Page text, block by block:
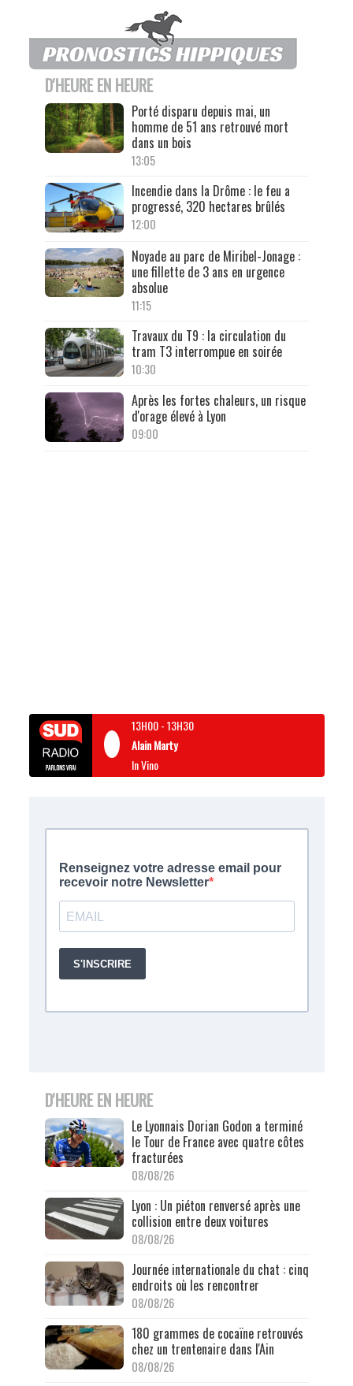
D'HEURE EN HEURE
Porté disparu depuis mai, un
homme de 51 ans retrouvé mort
dans un bois
13:05
Incendie dans la Drôme : le feu a
progressé, 320 hectares brûlés
12:00
Noyade au parc de Miribel-Jonage :
une fillette de 3 ans en urgence
absolue
11:15
Travaux du T9 : la circulation du
tram T3 interrompue en soirée
10:30
Après les fortes chaleurs, un risque
d'orage élevé à Lyon
09:00
13H00-13H30
Alain Marty
In Vino
D'HEURE EN HEURE
Le Lyonnais Dorian Godon a terminé
le Tour de France avec quatre côtes
fracturées
08/08/26
Lyon : Un piéton renversé après une
collision entre deux voitures
08/08/26
Journée internationale du chat : cinq
endroits où les rencontrer
08/08/26
180 grammes de cocaïne retrouvés
chez un trentenaire dans l'Ain
08/08/26